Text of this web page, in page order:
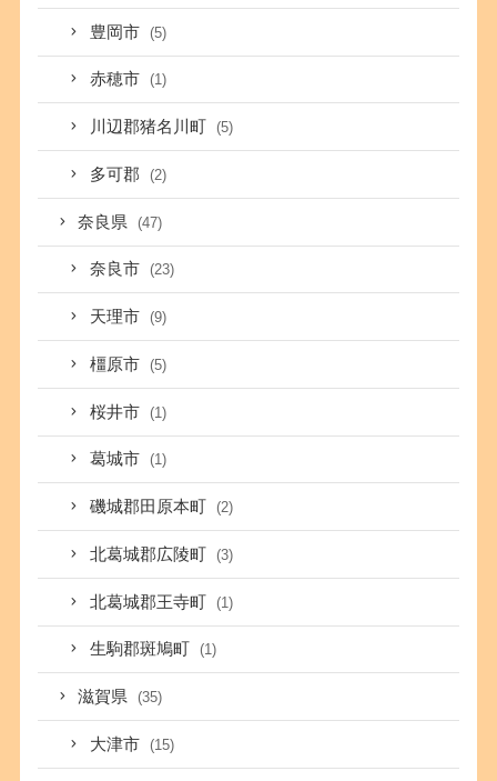
豊岡市 (5)
赤穂市 (1)
川辺郡猪名川町 (5)
多可郡 (2)
奈良県 (47)
奈良市 (23)
天理市 (9)
橿原市 (5)
桜井市 (1)
葛城市 (1)
磯城郡田原本町 (2)
北葛城郡広陵町 (3)
北葛城郡王寺町 (1)
生駒郡斑鳩町 (1)
滋賀県 (35)
大津市 (15)